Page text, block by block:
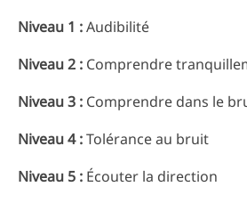
Niveau 1 :Audibilité
Niveau 2 : Comprendre
Niveau 3 : Comprendre dans le
Niveau 4 :Tolérance au bruit
Niveau 5 : Écouter la direction